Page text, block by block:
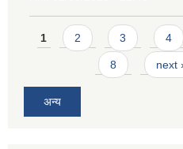
Pages
1 2 3 4
8 next ›
अन्य